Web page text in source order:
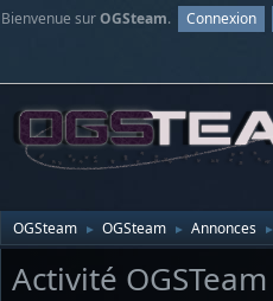
Bienvenue surOGSteam. Connexion
OGSteam ► OGSteam ► Annonces ►
Activité OGSTeam